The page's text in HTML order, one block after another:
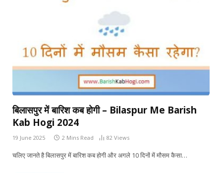
बिलासपुर में बारिश कब होगी – Bilaspur Me Barish
Kab Hogi 2024
19 June 2025 2 Mins Read 82 Views
चलिए जानते है बिलासपुर में बारिश कब होगी और अगले 10 दिनों में मौसम कैसा…